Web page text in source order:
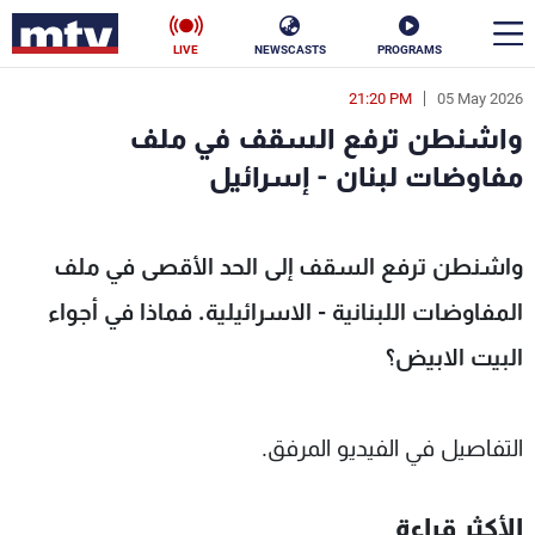
PROGRAMS
NEWSCASTS
LIVE
05 May 2026
21:20 PM
واشنطن ترفع السقف في ملف
مفاوضات لبنان - إسرائيل
واشنطن ترفع السقف إلى الحد الأقصى في ملف
المفاوضات اللبنانية - الاسرائيلية. فماذا في أجواء
البيت الابيض؟
التفاصيل في الفيديو المرفق.
الأكثر قراءة
en
الأخبار
إقتصاد فن
منوعات رياضة
جدول البرامج